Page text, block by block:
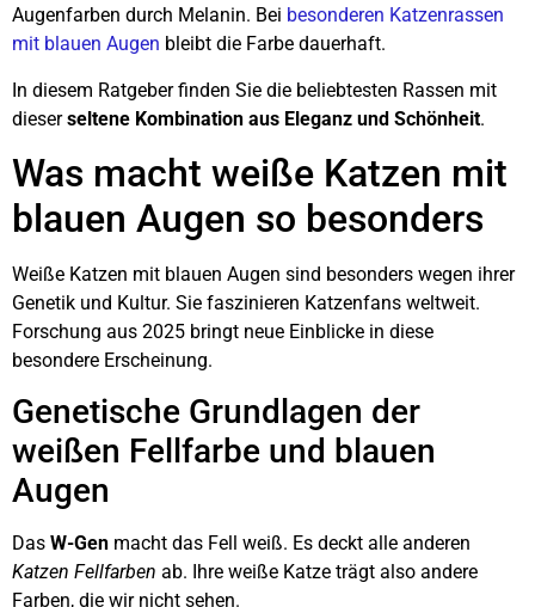
Augenfarben durch Melanin. Bei besonderen Katzenrassen
mit blauen Augen bleibt die Farbe dauerhaft.
In diesem Ratgeber finden Sie die beliebtesten Rassen mit
dieserseltene Kombination aus Eleganz und Schönheit.
Was macht weiße Katzen mit
blauen Augen so besonders
Weiße Katzen mit blauen Augen sind besonders wegen ihrer
Genetik und Kultur. Sie faszinieren Katzenfans weltweit.
Forschung aus 2025 bringt neue Einblicke in diese
besondere Erscheinung.
Genetische Grundlagen der
weißen Fellfarbe und blauen
Augen
Das W-Gen macht das Fell weiß. Es deckt alle anderen
Katzen Fellfarben ab. Ihre weiße Katze trägt also andere
Farben, die wir nicht sehen.